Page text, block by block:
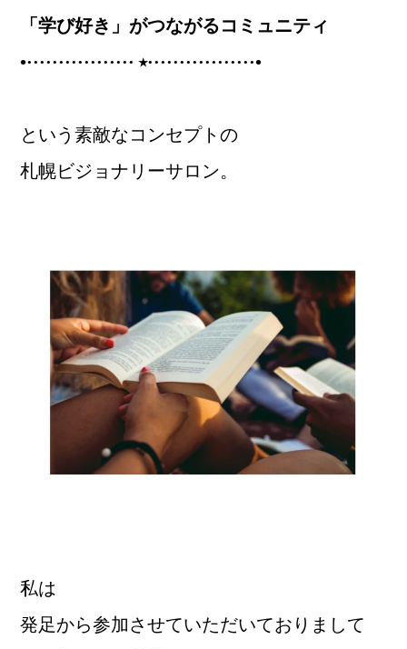
「学び好き」がつながるコミュニティ
•················· ⭑·················•
という素敵なコンセプトの
札幌ビジョナリーサロン。
私は
発足から参加させていただいておりまして